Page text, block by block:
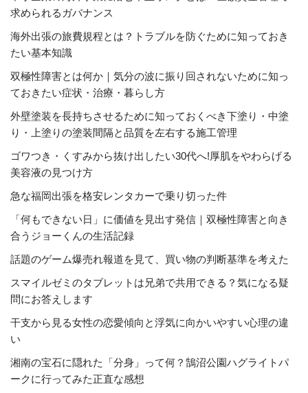
求められるガバナンス
海外出張の旅費規程とは？トラブルを防ぐために知っておき
たい基本知識
双極性障害とは何か｜気分の波に振り回されないために知っ
ておきたい症状・治療・暮らし方
外壁塗装を長持ちさせるために知っておくべき下塗り・中塗
り・上塗りの塗装間隔と品質を左右する施工管理
ゴワつき・くすみから抜け出したい30代へ!厚肌をやわらげる
美容液の見つけ方
急な福岡出張を格安レンタカーで乗り切った件
「何もできない日」に価値を見出す発信｜双極性障害と向き
合うジョーくんの生活記録
話題のゲーム爆売れ報道を見て、買い物の判断基準を考えた
スマイルゼミのタブレットは兄弟で共用できる？気になる疑
問にお答えします
干支から見る女性の恋愛傾向と浮気に向かいやすい心理の違
い
湘南の宝石に隠れた「分身」って何？鵠沼公園ハグライトパ
ークに行ってみた正直な感想